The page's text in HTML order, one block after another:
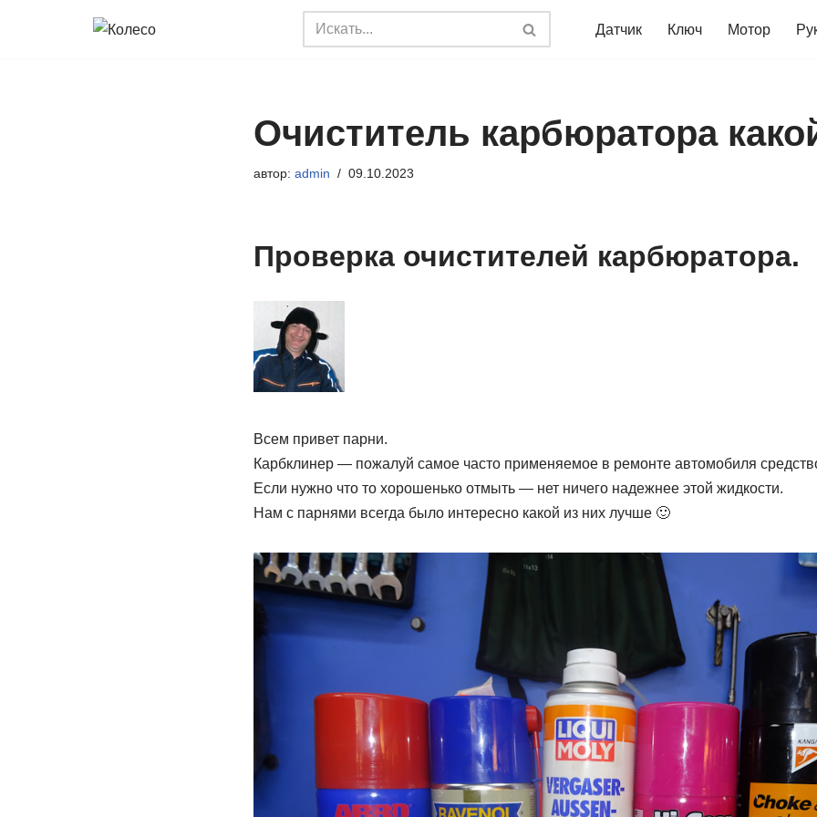
Датчик Ключ Мотор
Очиститель карбюратора
автор: admin 09.10.2023
Проверка очистителей карбюратора.
Всем привет парни.
Карбклинер — пожалуй самое часто применяемое в ремонте автомобиля
Если нужно что то хорошенько отмыть — нет ничего надежнее этой жидкости.
Нам с парнями всегда было интересно какой из них лучше 🙂